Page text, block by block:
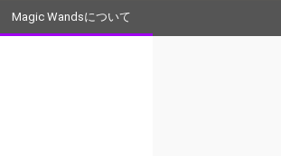
Magic Wandsについて